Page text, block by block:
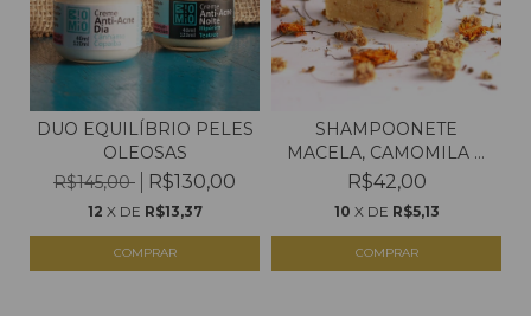
DUO EQUILÍBRIO PELES
OLEOSAS
R$145,00
R$130,00
12 X DE R$13,37
SHAMPOONETE
MACELA, CAMOMILA E
CALÊNDULA...
R$42,00
10 X DE R$5,13